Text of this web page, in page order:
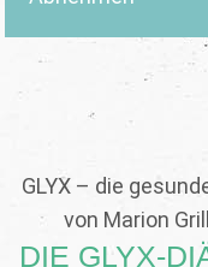
GLYX – die
von Marion
DIE GLYX-